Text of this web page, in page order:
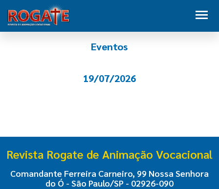
Eventos
19/07/2026
Revista Rogate de Animação Vocacional
Comandante Ferreira Carneiro, 99 Nossa Senhora
do Ó - São Paulo/SP - 02926-090